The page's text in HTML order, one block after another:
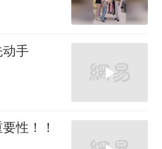
手
性！！